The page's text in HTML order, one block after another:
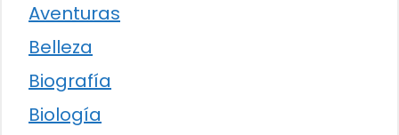
Aventuras
Belleza
Biografía
Biología